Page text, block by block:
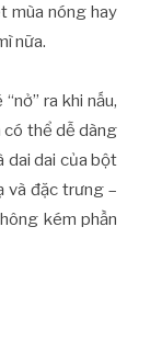
mùa nóng hay
nữa.
ra khi nấu,
có thể dễ dàng
dai dai của bột
và đặc trưng –
kém phần